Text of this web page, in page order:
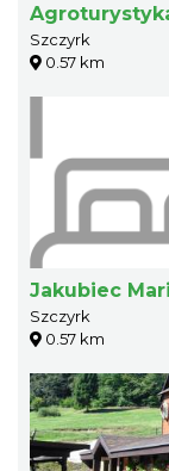
Szczyrk
0.57 km
Jakubiec
Szczyrk
0.57 km